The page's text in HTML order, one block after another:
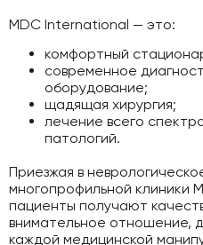
MDC International — это:
комфортный
современное
оборудование;
щадящая хирургия;
лечение всего
патологий.
Приезжая в
многопрофильной клиники
пациенты получают
внимательное отношение,
каждой медицинской